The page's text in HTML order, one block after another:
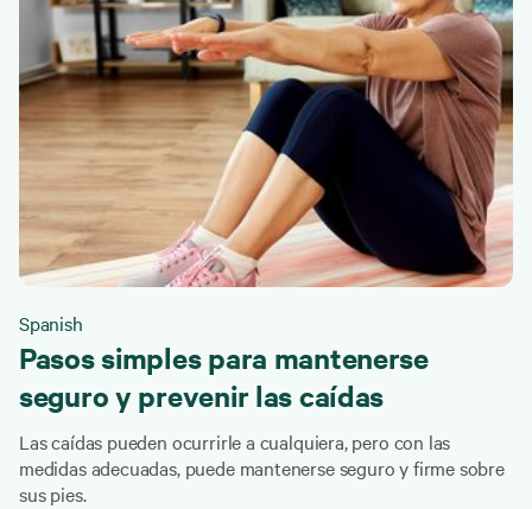
Spanish
Pasos simples para mantenerse
seguro y prevenir las caídas
Las caídas pueden ocurrirle a cualquiera, pero con las
medidas adecuadas, puede mantenerse seguro y firme sobre
sus pies.